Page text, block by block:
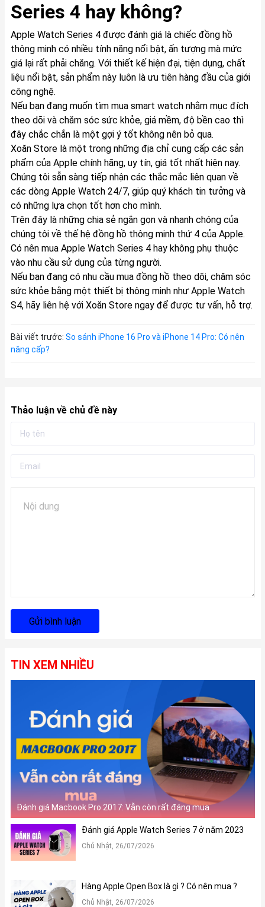
Series 4 hay không?
Apple Watch Series 4 được đánh giá là chiếc đồng hồ
thông minh có nhiều tính năng nổi bật, ấn tượng mà mức
giá lại rất phải chăng. Với thiết kế hiện đại, tiện dụng, chất
liệu nổi bật, sản phẩm này luôn là ưu tiên hàng đầu của giới
công nghệ.
Nếu bạn đang muốn tìm mua smart watch nhằm mục đích
theo dõi và chăm sóc sức khỏe, giá mềm, độ bền cao thì
đây chắc chắn là một gợi ý tốt không nên bỏ qua.
Xoăn Store là một trong những địa chỉ cung cấp các sản
phẩm của Apple chính hãng, uy tín, giá tốt nhất hiện nay.
Chúng tôi sẵn sàng tiếp nhận các thắc mắc liên quan về
các dòng Apple Watch 24/7, giúp quý khách tin tưởng và
có những lựa chọn tốt hơn cho mình.
Trên đây là những chia sẻ ngắn gọn và nhanh chóng của
chúng tôi về thế hệ đồng hồ thông minh thứ 4 của Apple.
Có nên mua Apple Watch Series 4 hay không phụ thuộc
vào nhu cầu sử dụng của từng người.
Nếu bạn đang có nhu cầu mua đồng hồ theo dõi, chăm sóc
sức khỏe bằng một thiết bị thông minh như Apple Watch
S4, hãy liên hệ với Xoăn Storengay để được tư vấn, hỗ trợ.
Bài viết trước: So sánh iPhone 16 Pro và iPhone 14 Pro: Có nên
nâng cấp?
Thảo luận về chủ đề này
Gửi bình luận
TIN XEM NHIỀU
Đánh giá Macbook Pro 2017: Vẫn còn rất đáng mua
Đánh giá Apple Watch Series 7 ở năm 2023
Chủ Nhật, 26/07/2026
Hàng Apple Open Box là gì ? Có nên mua ?
Chủ Nhật, 26/07/2026